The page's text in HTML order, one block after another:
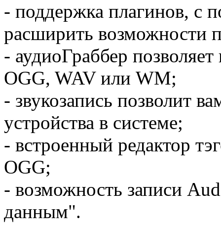
- поддержка плагинов,
расширить возможности
- аудиоГраббер
OGG, WAV или WM;
- звукозапись позволит
устройства в системе;
- встроенный редактор
OGG;
- возможность записи
данным".